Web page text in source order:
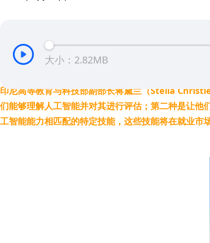
大小：2.82MB
印尼高等教育与科技部副部长蒋黛兰（Stella
们能够理解人工智能并对其进行评估；第二种是让
工智能能力相匹配的特定技能，这些技能将在就业市